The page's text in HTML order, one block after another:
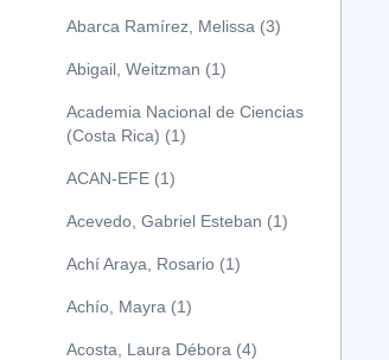
Abarca Ramírez, Melissa (3)
Abigail, Weitzman (1)
Academia Nacional de Ciencias
(Costa Rica) (1)
ACAN-EFE (1)
Acevedo, Gabriel Esteban (1)
Achí Araya, Rosario (1)
Achío, Mayra (1)
Acosta, Laura Débora (4)